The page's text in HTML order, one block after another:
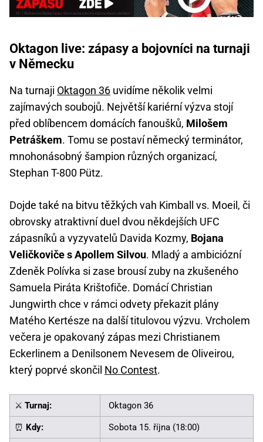
Oktagon live: zápasy a bojovníci na turnaji
v Německu
Na turnaji Oktagon 36 uvidíme několik velmi
zajímavých soubojů. Největší kariérní výzva stojí
před oblíbencem domácích fanoušků, Milošem
Petráškem. Tomu se postaví německý terminátor,
mnohonásobný šampion různých organizací,
Stephan T-800 Pütz.
Dojde také na bitvu těžkých vah Kimball vs. Moeil, či
obrovsky atraktivní duel dvou někdejších UFC
zápasníků a vyzyvatelů Davida Kozmy, Bojana
Veličkoviče s Apollem Silvou. Mladý a ambiciózní
Zdeněk Polívka si zase brousí zuby na zkušeného
Samuela Piráta Krištofiče. Domácí Christian
Jungwirth chce v rámci odvety překazit plány
Matého Kertésze na další titulovou výzvu. Vrcholem
večera je opakovaný zápas mezi Christianem
Eckerlinem a Denilsonem Nevesem de Oliveirou,
který poprvé skončil No Contest.
⚔️ Turnaj: Oktagon 36
⏰ Kdy: Sobota 15. října (18:00)